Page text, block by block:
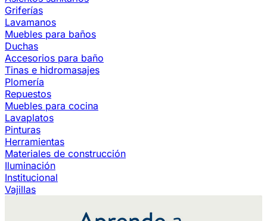
Griferías
Lavamanos
Muebles para baños
Duchas
Accesorios para baño
Tinas e hidromasajes
Plomería
Repuestos
Muebles para cocina
Lavaplatos
Pinturas
Herramientas
Materiales de construcción
Iluminación
Institucional
Vajillas